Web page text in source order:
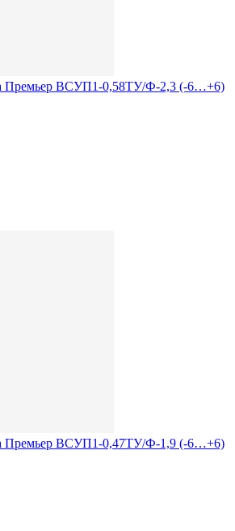
Премьер ВСУП1-0,58ТУ/Ф-2,3 (-6…+6)
Премьер ВСУП1-0,47ТУ/Ф-1,9 (-6…+6)